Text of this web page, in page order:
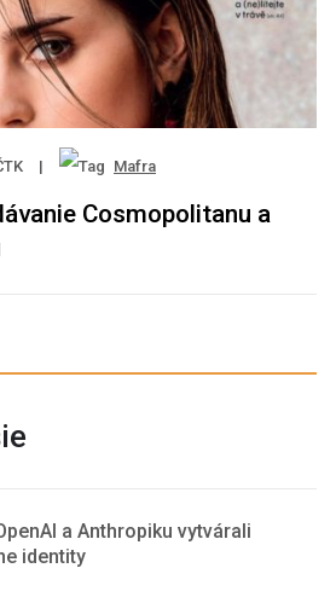
| Mafra
Cosmopolitanu a
a Anthropiku vytvárali
identity